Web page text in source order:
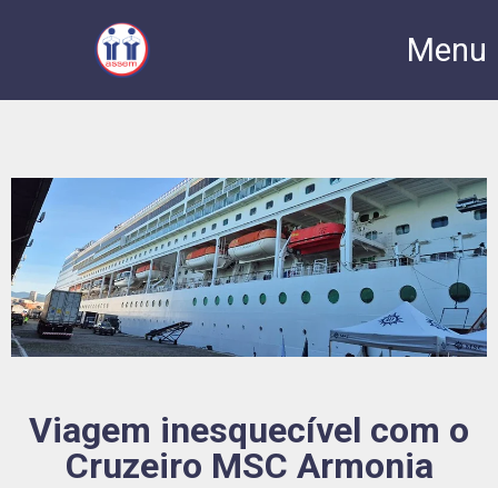
Menu
Viagem inesquecível com o
Cruzeiro MSC Armonia